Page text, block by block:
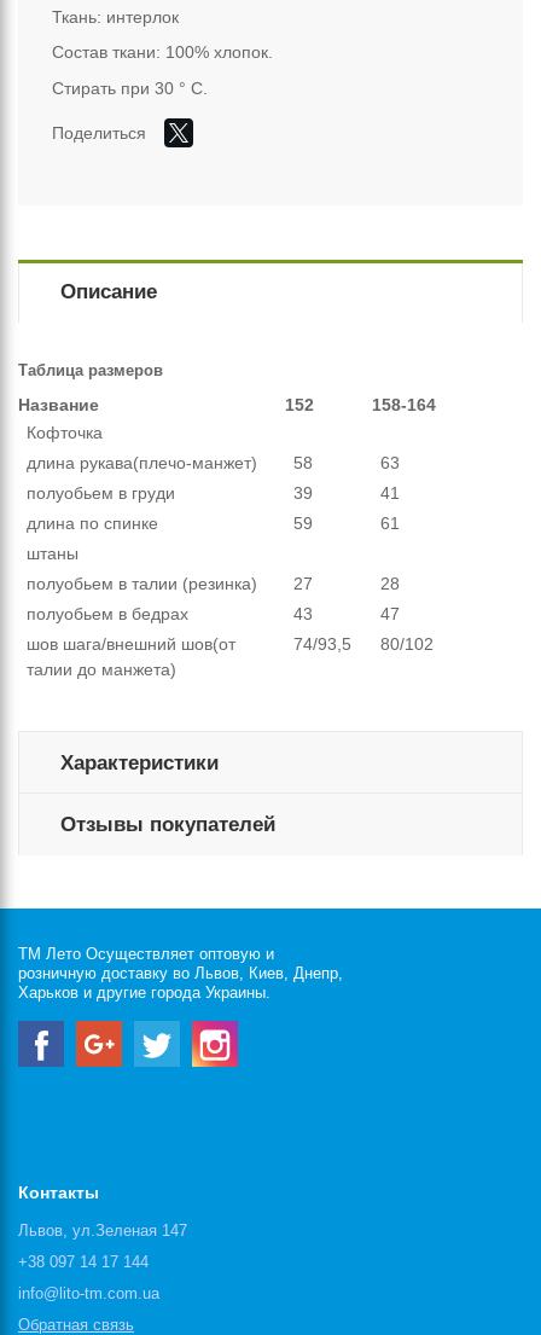
Ткань: интерлок
Состав ткани: 100% хлопок.
Стирать при 30 ° С.
Поделиться
Описание
Таблица размеров
Название 152
158-164
Кофточка
длина рукава(плечо-манжет)
58
63
полуобьем в груди
39
41
длина по спинке
59
61
штаны
полуобьем в талии (резинка)
27
28
полуобьем в бедрах
43
47
шов шага/внешний шов(от
талии до манжета)
74/93,5 80/102
Характеристики
Отзывы покупателей
ТМ Лето Осуществляет оптовую и
розничную доставку во Львов, Киев, Днепр,
Харьков и другие города Украины.
Контакты
Львов, ул.Зеленая 147
+38 097 14 17 144
info@lito-tm.com.ua
Обратная связь